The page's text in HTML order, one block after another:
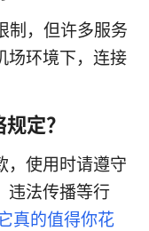
制，但许多服务
场环境下，连接
定？
，使用时请遵守
违法传播等行
真的值得你花